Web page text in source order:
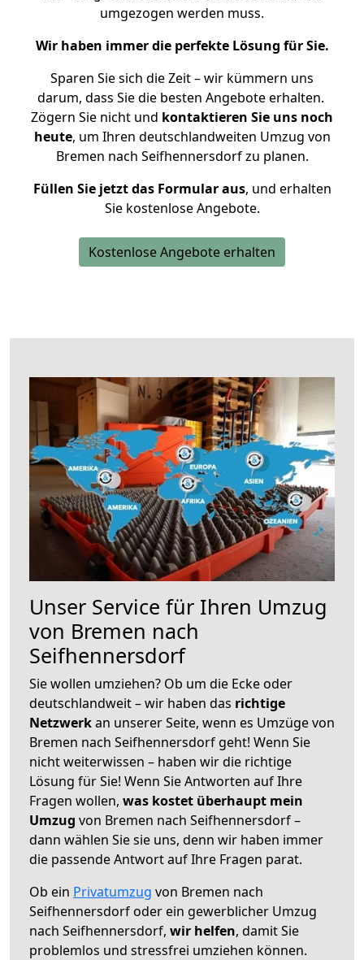
umgezogen werden muss.
Wir haben immer die perfekte Lösung für Sie.
Sparen Sie sich die Zeit – wir kümmern uns
darum, dass Sie die besten Angebote erhalten.
Zögern Sie nicht und kontaktieren Sie uns noch
heute, um Ihren deutschlandweiten Umzug von
Bremen nach Seifhennersdorf zu planen.
Füllen Sie jetzt das Formular aus, und erhalten
Sie kostenlose Angebote.
Kostenlose Angebote erhalten
Unser Service für Ihren Umzug
von Bremen nach
Seifhennersdorf
Sie wollen umziehen? Ob um die Ecke oder
deutschlandweit – wir haben das richtige
Netzwerkan unserer Seite, wenn es Umzüge von
Bremen nach Seifhennersdorf geht! Wenn Sie
nicht weiterwissen – haben wir die richtige
Lösung für Sie! Wenn Sie Antworten auf Ihre
Fragen wollen, was kostet überhaupt mein
Umzug von Bremen nach Seifhennersdorf –
dann wählen Sie sie uns, denn wir haben immer
die passende Antwort auf Ihre Fragen parat.
Ob ein Privatumzug von Bremen nach
Seifhennersdorf oder ein gewerblicher Umzug
nach Seifhennersdorf, wir helfen, damit Sie
problemlos und stressfrei umziehen können.